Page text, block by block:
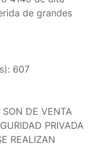
de grandes
607
SON DE VENTA
PRIVADA
REALIZAN